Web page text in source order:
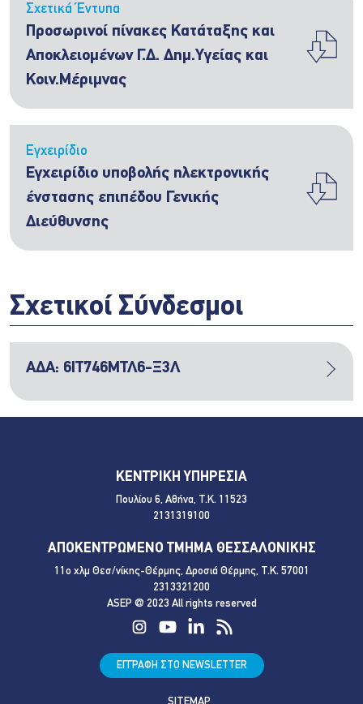
Σχετικά Έντυπα
Προσωρινοί πίνακες Κατάταξης και
Αποκλειομένων Γ.Δ. Δημ.Υγείας και
Κοιν.Μέριμνας
Εγχειρίδιο
Εγχειρίδιο υποβολής ηλεκτρονικής
ένστασης επιπέδου Γενικής
Διεύθυνσης
Σχετικοί Σύνδεσμοι
ΑΔΑ: 6ΙΤ746ΜΤΛ6-Ξ3Λ
ΚΕΝΤΡΙΚΗ ΥΠΗΡΕΣΙΑ
Πουλίου 6, Αθήνα, Τ.Κ. 11523
2131319100
ΑΠΟΚΕΝΤΡΩΜΕΝΟ ΤΜΗΜΑ ΘΕΣΣΑΛΟΝΙΚΗΣ
11ο χλμ Θεσ/νίκης-Θέρμης, Δροσιά Θέρμης, Τ.Κ. 57001
2313321200
ASEP @ 2023 All rights reserved
ΕΓΓΡΑΦΗ ΣΤΟ NEWSLETTER